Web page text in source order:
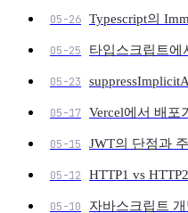
05-26 Typescript의
05-25 타입스크립트에
05-23
05-17 Vercel에서 배포
05-15 JWT의 단점과
05-12 HTTP1 vs HTTP2
05-10 자바스크립트